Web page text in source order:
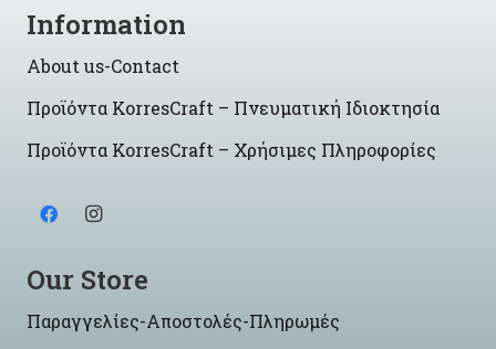
Information
About us-Contact
Προϊόντα KorresCraft – Πνευματική Ιδιοκτησία
Προϊόντα KorresCraft – Χρήσιμες Πληροφορίες
Our Store
Παραγγελίες-Αποστολές-Πληρωμές